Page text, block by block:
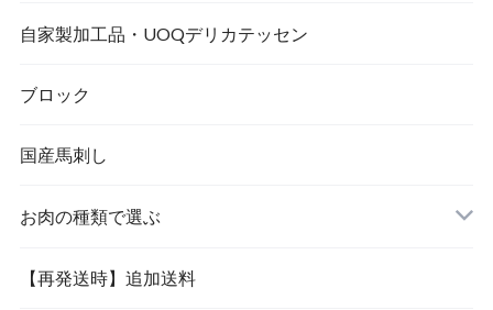
自家製加工品・UOQデリカテッセン
ブロック
国産馬刺し
お肉の種類で選ぶ
【再発送時】追加送料